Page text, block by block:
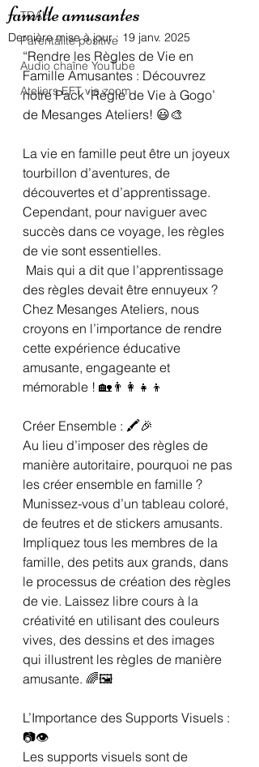
TDAH
Parentalité positive
Audio chaîne YouTube
Ateliers EFT via zoom
famille amusantes
Dernière mise à jour : 19 janv. 2025
“Rendre les Règles de Vie en
Famille Amusantes : Découvrez
notre Pack ‘Règle de Vie à Gogo’
de Mesanges Ateliers! 😃🎨
La vie en famille peut être un joyeux
tourbillon d’aventures, de
découvertes et d’apprentissage.
Cependant, pour naviguer avec
succès dans ce voyage, les règles
de vie sont essentielles.
des règles devait être ennuyeux ?
Chez Mesanges Ateliers, nous
croyons en l’importance de rendre
cette expérience éducative
amusante, engageante et
mémorable ! 🏡👨‍👩‍👧‍👦
Créer Ensemble : 🖍️🎉
Au lieu d’imposer des règles de
manière autoritaire, pourquoi ne pas
les créer ensemble en famille ?
Munissez-vous d’un tableau coloré,
de feutres et de stickers amusants.
Impliquez tous les membres de la
famille, des petits aux grands, dans
le processus de création des règles
de vie. Laissez libre cours à la
créativité en utilisant des couleurs
vives, des dessins et des images
qui illustrent les règles de manière
amusante. 🌈🖼️
L’Importance des Supports Visuels :
📷👁️
Les supports visuels sont de